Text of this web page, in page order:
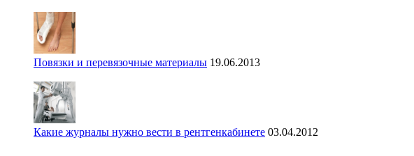
Повязки и перевязочные материалы 19.06.2013
Какие журналы нужно вести в рентгенкабинете 03.04.2012